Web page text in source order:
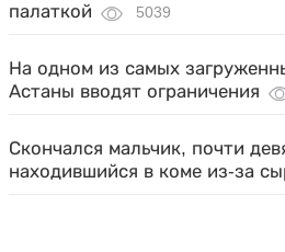
палаткой
5039
На одном из самых
Астаны вводят ограничения
Скончался мальчик, почти
находившийся в коме из-за